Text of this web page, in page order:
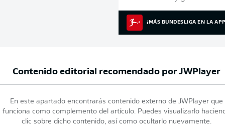
¡MÁS BUNDESLIGA EN LA
Contenido editorial recomendado porJWPlayer
En este apartado encontrarás contenido externo de JWPlayer que
funciona como complemento del artículo. Puedes visualizarlo
clic sobre dicho contenido, así como ocultarlo nuevamente.